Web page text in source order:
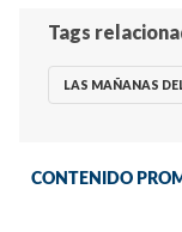
Tags
LAS MAÑANAS